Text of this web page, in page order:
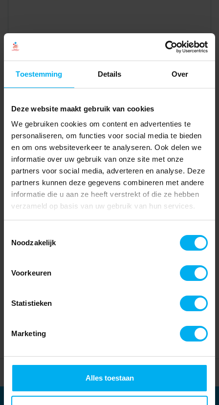
Toestemming Details Over
Deze website maakt gebruik van cookies
We gebruiken cookies om content en advertenties te
personaliseren, om functies voor social media te bieden
en om ons websiteverkeer te analyseren. Ook delen we
informatie over uw gebruik van onze site met onze
partners voor social media, adverteren en analyse. Deze
partners kunnen deze gegevens combineren met andere
informatie die u aan ze heeft verstrekt of die ze hebben
verzameld op basis van uw gebruik van hun services.
Noodzakelijk
Voorkeuren
Statistieken
Marketing
Alles toestaan